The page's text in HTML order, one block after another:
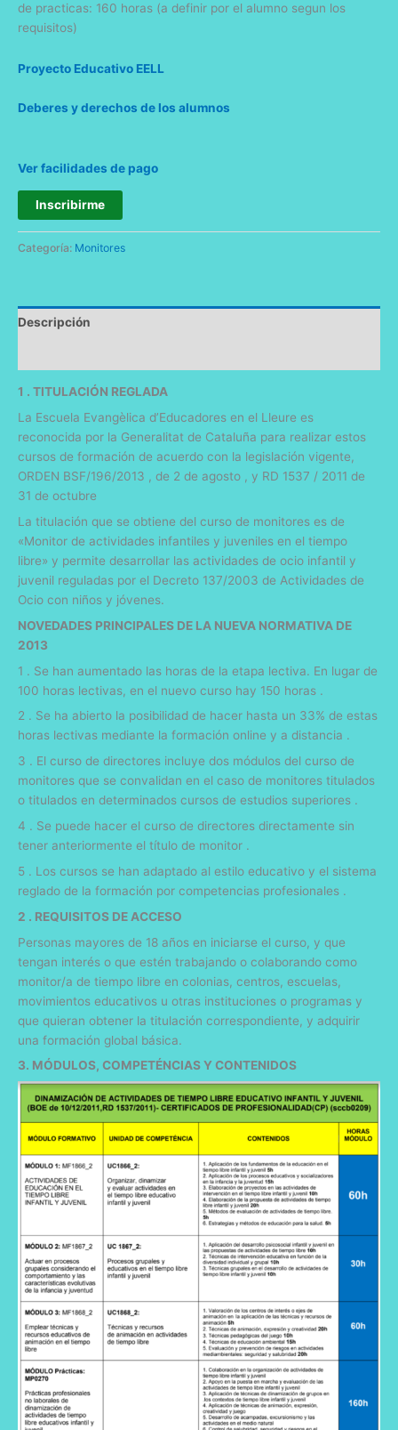
de practicas: 160 horas (a definir por el alumno segun los
requisitos)
Proyecto Educativo EELL
Deberes y derechos de los alumnos
Ver facilidades de pago
Inscribirme
Categoría: Monitores
Descripción
1 . TITULACIÓN REGLADA
La Escuela Evangèlica d’Educadores en el Lleure es
reconocida por la Generalitat de Cataluña para realizar estos
cursos de formación de acuerdo con la legislación vigente,
ORDEN BSF/196/2013 , de 2 de agosto , y RD 1537 / 2011 de
31 de octubre
La titulación que se obtiene del curso de monitores es de
«Monitor de actividades infantiles y juveniles en el tiempo
libre» y permite desarrollar las actividades de ocio infantil y
juvenil reguladas por el Decreto 137/2003 de Actividades de
Ocio con niños y jóvenes.
NOVEDADES PRINCIPALES DE LA NUEVA NORMATIVA DE
2013
1 . Se han aumentado las horas de la etapa lectiva. En lugar de
100 horas lectivas, en el nuevo curso hay 150 horas .
2 . Se ha abierto la posibilidad de hacer hasta un 33% de estas
horas lectivas mediante la formación online y a distancia .
3 . El curso de directores incluye dos módulos del curso de
monitores que se convalidan en el caso de monitores titulados
o titulados en determinados cursos de estudios superiores .
4 . Se puede hacer el curso de directores directamente sin
tener anteriormente el título de monitor .
5 . Los cursos se han adaptado al estilo educativo y el sistema
reglado de la formación por competencias profesionales .
2 . REQUISITOS DE ACCESO
Personas mayores de 18 años en iniciarse el curso, y que
tengan interés o que estén trabajando o colaborando como
monitor/a de tiempo libre en colonias, centros, escuelas,
movimientos educativos u otras instituciones o programas y
que quieran obtener la titulación correspondiente, y adquirir
una formación global básica.
3. MÓDULOS, COMPETÉNCIAS Y CONTENIDOS